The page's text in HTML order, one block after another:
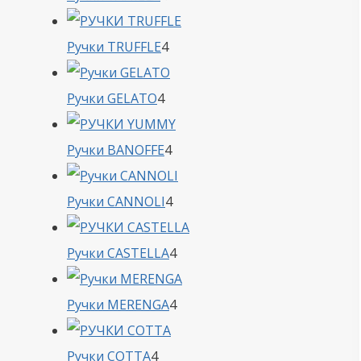
товара
Ручки TRUFFLE44
товара
Ручки GELATO44
товара
Ручки BANOFFE44
товара
Ручки CANNOLI44
товара
Ручки CASTELLA44
товара
Ручки MERENGA44
Ручки COTTA44